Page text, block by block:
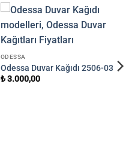
ODESSA
Odessa Duvar Kağıdı 2506-03
₺3.000,00